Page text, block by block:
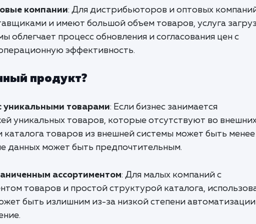
компании: Для дистрибьюторов и оптовых
и имеют большой объем товаров, услуга
облегчает процесс обновления и согласования цен с
эффективность.
продукт?
уникальными товарами: Если бизнес занимается
уникальных товаров, которые отсутствуют во
каталога товаров из внешней системы может быть менее
данных может быть предпочтительным.
ассортиментом: Для малых компаний с
товаров и простой структурой каталога,
быть излишним из-за низкой степени